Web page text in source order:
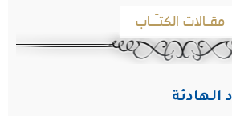
مقـالات الكتـّـاب
الهادئة